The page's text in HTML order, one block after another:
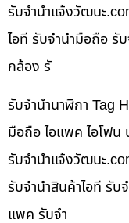
รับจํานําแจ้งวัฒนะ
ไอที รับจำนำมือถือ รั
กล้อง รั
รับจำนำนาฬิกา Tag
มือถือ ไอแพค ไอโฟน
รับจํานําแจ้งวัฒนะ
รับจำนำสินค้าไอที รับ
แพค รับจำ